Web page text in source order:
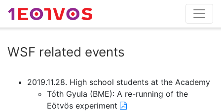
WSF related events
2019.11.28. High school students at the Academy
Tóth Gyula (BME): A re-running of the
Eötvös experiment